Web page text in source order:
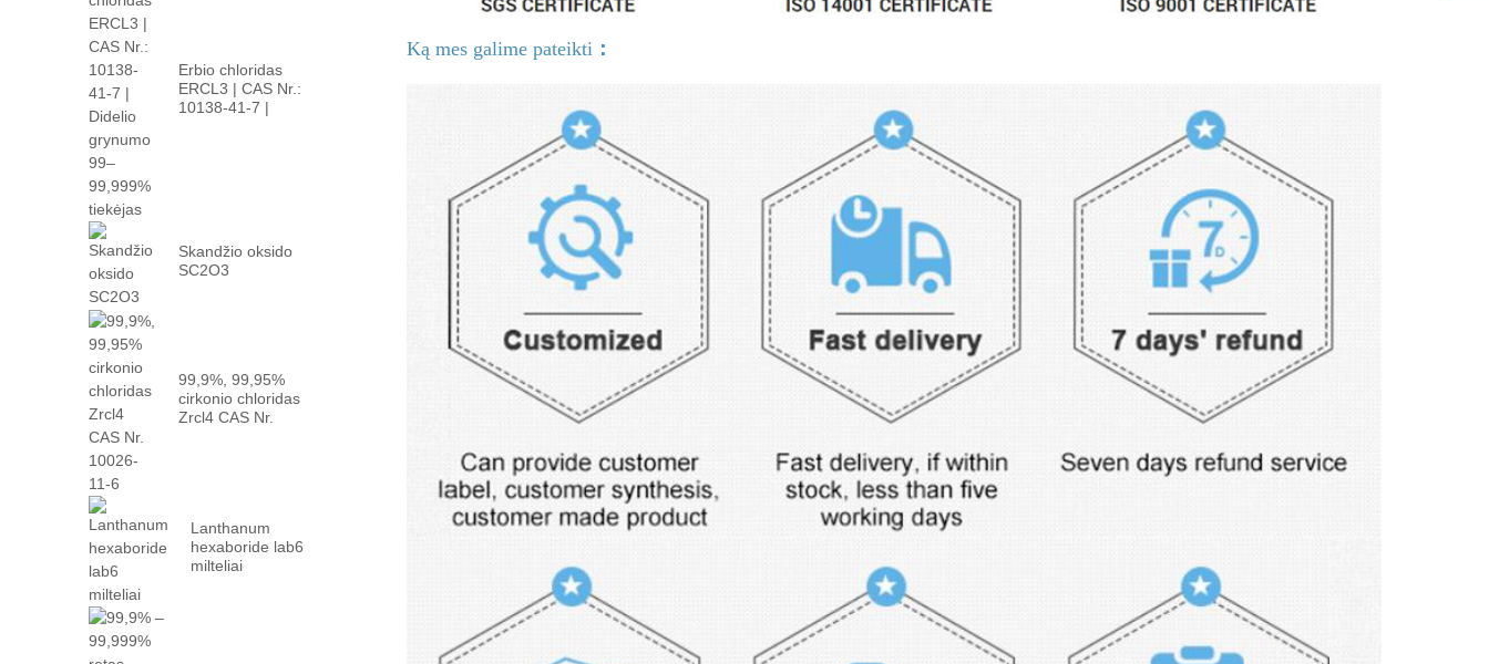
Erbio chloridas
ERCL3 | CAS Nr.:
10138-41-7 |
Skandžio oksido
SC2O3
99,9%, 99,95%
cirkonio chloridas
Zrcl4 CAS Nr.
Lanthanum
hexaboride lab6
milteliai
Ką mes galime pateikti ：